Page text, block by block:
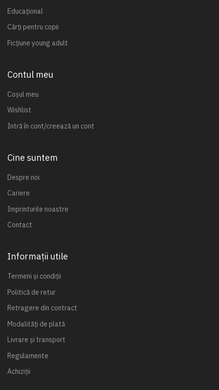
Educațional
Cărți pentru copii
Ficțiune young adult
Contul meu
Coșul meu
Wishlist
Intră în cont/creează un cont
Cine suntem
Despre noi
Cariere
Imprinturile noastre
Contact
Informații utile
Termeni și condiții
Politică de retur
Retragere din contract
Modalități de plată
Livrare și transport
Regulamente
Achiziții